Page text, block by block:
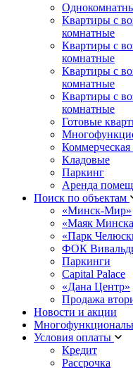
Квартиры с
комнатные
Квартиры с
комнатные
Квартиры с
комнатные
Квартиры с
комнатные
Готовые
Кладовые
Паркинг
Аренда
Поиск по объектам
«Минск-Мир»
«Маяк
«Парк
ФОК
Паркинги
Capital Palace
«Дана Центр»
Продажа
Новости и акции
Условия оплаты
Кредит
Рассрочка